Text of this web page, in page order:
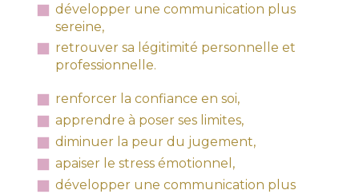
développer une communication plus
sereine,
retrouver sa légitimité personnelle et
professionnelle.
renforcer la confiance en soi,
apprendre à poser ses limites,
diminuer la peur du jugement,
apaiser le stress émotionnel,
développer une communication plus